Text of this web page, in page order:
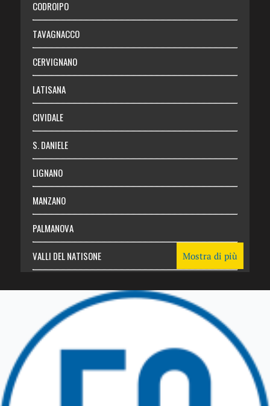
Chi siamo
Abbonati
Login
CODROIPO
TAVAGNACCO
CERVIGNANO
LATISANA
CIVIDALE
S. DANIELE
LIGNANO
MANZANO
PALMANOVA
VALLI DEL NATISONE
TRICESIMO
TARCENTO
GEMONA DEL FRIULI
Mostra di più